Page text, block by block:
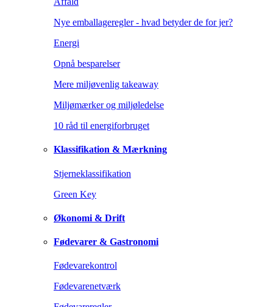
Nye emballageregler - hvad betyder de for jer?
Energi
Opnå besparelser
Mere miljøvenlig takeaway
Miljømærker og miljøledelse
10 råd til energiforbruget
Klassifikation & Mærkning
Stjerneklassifikation
Green Key
Økonomi & Drift
Fødevarer & Gastronomi
Fødevarekontrol
Fødevarenetværk